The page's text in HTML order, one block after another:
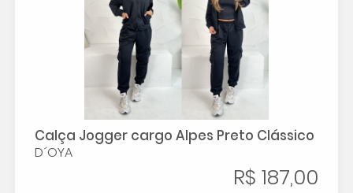
Calça Jogger cargo Alpes Preto Clássico
D´OYA
R$ 187,00